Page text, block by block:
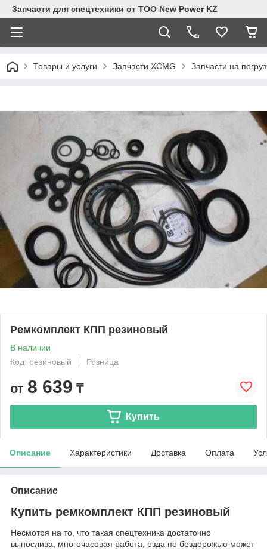
Запчасти для спецтехники от ТОО New Power KZ
Товары и услуги Запчасти XCMG Запчасти на
Ремкомплект КПП резиновый
В наличии
Код: резиновый
Розница
от 8 639 ₸
Купить
Описание Характеристики Доставка Оплата
Описание
Купить ремкомплект КПП резиновый
Несмотря на то, что такая спецтехника достаточно
вынослива, многочасовая работа, езда по бездорожью может